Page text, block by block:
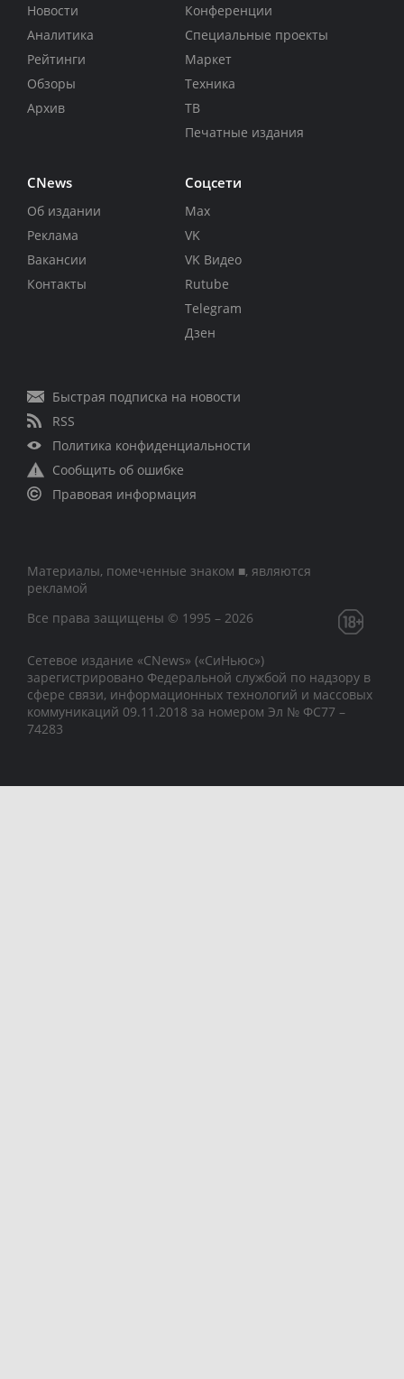
Новости
Аналитика
Рейтинги
Обзоры
Архив
Конференции
Специальные проекты
Маркет
Техника
ТВ
Печатные издания
CNews
Об издании
Реклама
Вакансии
Контакты
Соцсети
Max
VK
VK Видео
Rutube
Telegram
Дзен
Быстрая подписка на новости
RSS
Политика конфиденциальности
Сообщить об ошибке
Правовая информация
Материалы, помеченные знаком ■, являются
рекламой
Все права защищены © 1995 – 2026
Сетевое издание «CNews» («СиНьюс»)
зарегистрировано Федеральной службой по надзору в
сфере связи, информационных технологий и массовых
коммуникаций 09.11.2018 за номером Эл № ФС77 –
74283